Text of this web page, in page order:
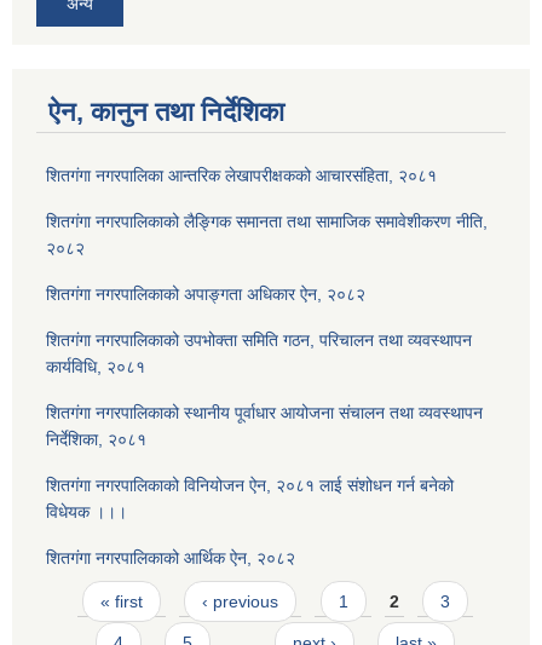
ऐन, कानुन तथा निर्देशिका
शितगंगा नगरपालिका आन्तरिक लेखापरीक्षकको आचारसंहिता, २०८१
शितगंगा नगरपालिकाको लैङ्गिक समानता तथा सामाजिक समावेशीकरण नीति,
२०८२
शितगंगा नगरपालिकाको अपाङ्गता अधिकार ऐन, २०८२
शितगंगा नगरपालिकाको उपभोक्ता समिति गठन, परिचालन तथा व्यवस्थापन
कार्यविधि, २०८१
शितगंगा नगरपालिकाको स्थानीय पूर्वाधार आयोजना संचालन तथा व्यवस्थापन
निर्देशिका, २०८१
शितगंगा नगरपालिकाको विनियोजन ऐन, २०८१ लाई संशोधन गर्न बनेको
विधेयक ।।।
शितगंगा नगरपालिकाको आर्थिक ऐन, २०८२
Pages
« first ‹ previous 1 2 3